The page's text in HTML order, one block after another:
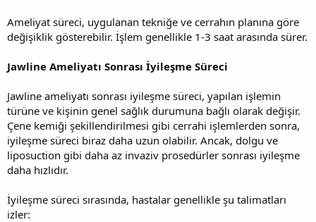
Ameliyat süreci, uygulanan tekniğe ve cerrahın planına göre
değişiklik gösterebilir. İşlem genellikle 1-3 saat arasında sürer.
Jawline Ameliyatı Sonrası İyileşme Süreci
Jawline ameliyatı sonrası iyileşme süreci, yapılan işlemin
türüne ve kişinin genel sağlık durumuna bağlı olarak değişir.
Çene kemiği şekillendirilmesi gibi cerrahi işlemlerden sonra,
iyileşme süreci biraz daha uzun olabilir. Ancak, dolgu ve
liposuction gibi daha az invaziv prosedürler sonrası iyileşme
daha hızlıdır.
İyileşme süreci sırasında, hastalar genellikle şu talimatları
izler: